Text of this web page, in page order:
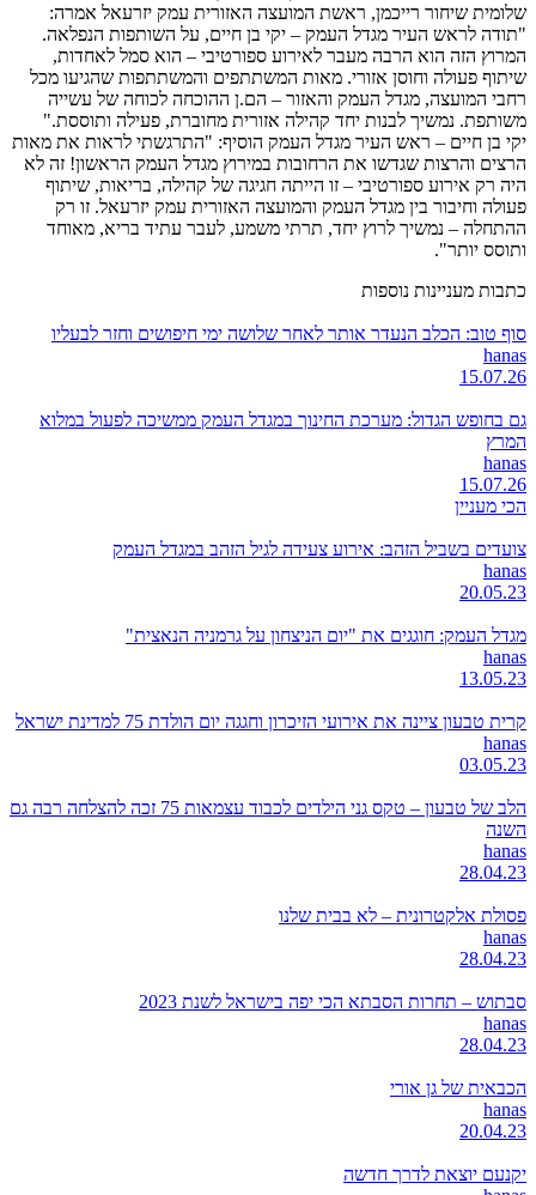
שלומית שיחור רייכמן, ראשת המועצה האזורית עמק יזרעאל אמרה:
"תודה לראש העיר מגדל העמק – יקי בן חיים, על השותפות הנפלאה.
המרוץ הזה הוא הרבה מעבר לאירוע ספורטיבי – הוא סמל לאחדות,
שיתוף פעולה וחוסן אזורי. מאות המשתתפים והמשתתפות שהגיעו מכל
רחבי המועצה, מגדל העמק והאזור – הם.ן ההוכחה לכוחה של עשייה
משותפת. נמשיך לבנות יחד קהילה אזורית מחוברת, פעילה ותוססת."
יקי בן חיים – ראש העיר מגדל העמק הוסיף: "התרגשתי לראות את מאות
הרצים והרצות שגדשו את הרחובות במירוץ מגדל העמק הראשון! זה לא
היה רק אירוע ספורטיבי – זו הייתה חגיגה של קהילה, בריאות, שיתוף
פעולה וחיבור בין מגדל העמק והמועצה האזורית עמק יזרעאל. זו רק
ההתחלה – נמשיך לרוץ יחד, תרתי משמע, לעבר עתיד בריא, מאוחד
ותוסס יותר".
כתבות מעניינות נוספות
סוף טוב: הכלב הנעדר אותר לאחר שלושה ימי חיפושים וחזר לבעליו
hanas
15.07.26
גם בחופש הגדול: מערכת החינוך במגדל העמק ממשיכה לפעול במלוא
המרץ
hanas
15.07.26
הכי מעניין
צועדים בשביל הזהב: אירוע צעידה לגיל הזהב במגדל העמק
hanas
20.05.23
מגדל העמק: חוגגים את "יום הניצחון על גרמניה הנאצית"
hanas
13.05.23
קרית טבעון ציינה את אירועי הזיכרון וחגגה יום הולדת 75 למדינת ישראל
hanas
03.05.23
הלב של טבעון – טקס גני הילדים לכבוד עצמאות 75 זכה להצלחה רבה גם
השנה
hanas
28.04.23
פסולת אלקטרונית – לא בבית שלנו
hanas
28.04.23
סבתוש – תחרות הסבתא הכי יפה בישראל לשנת 2023
hanas
28.04.23
הכבאית של גן אורי
hanas
20.04.23
יקנעם יוצאת לדרך חדשה